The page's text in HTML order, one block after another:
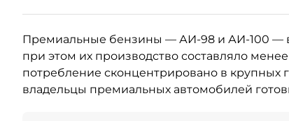
Премиальные бензины — АИ-98 и АИ-100 —
при этом их производство составляло
потребление сконцентрировано в крупных
владельцы премиальных автомобилей